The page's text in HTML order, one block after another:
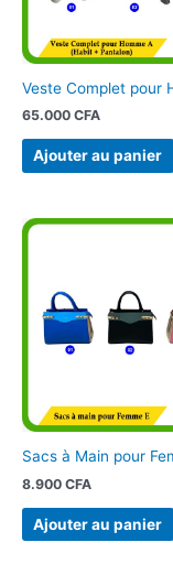
Veste Complet pour
65.000 CFA
Ajouter au panier
Sacs à Main pour
8.900 CFA
Ajouter au panier